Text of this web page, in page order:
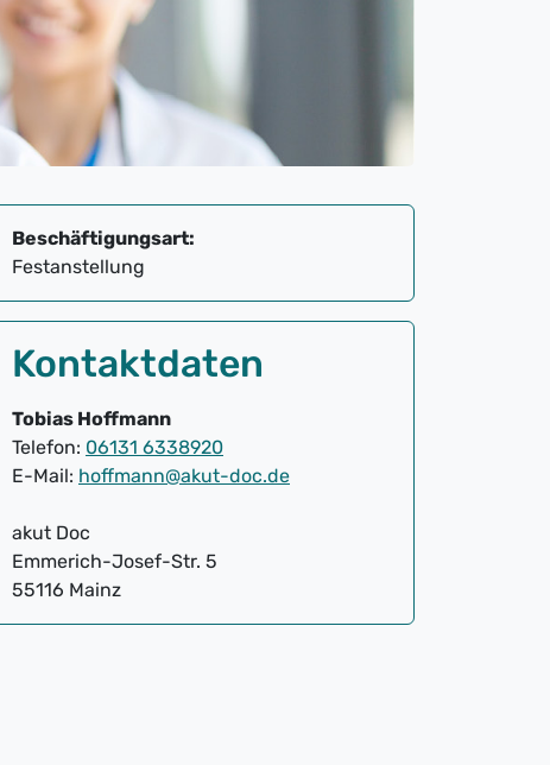
Beschäftigungsart:
Festanstellung
Kontaktdaten
Tobias Hoffmann
Telefon: 06131 6338920
E-Mail: hoffmann@akut-doc.de
akut Doc
Emmerich-Josef-Str. 5
55116 Mainz